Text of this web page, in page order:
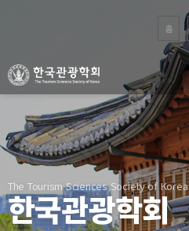
홈
The Tourism Sciences Society of Korea
한국관광학회